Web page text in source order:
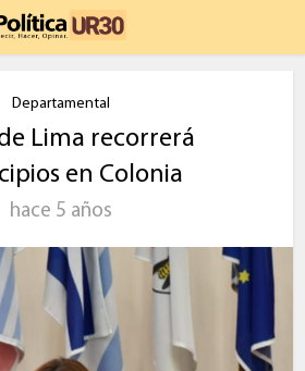
Departamental
Lima recorrerá
en Colonia
hace 5 años